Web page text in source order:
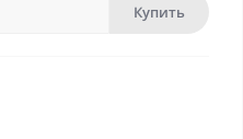
Купить